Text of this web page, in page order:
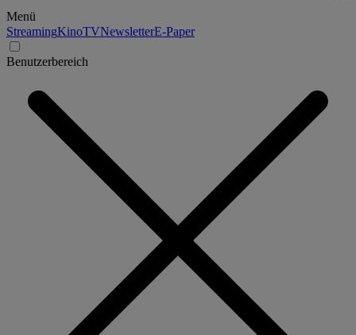
Menü
StreamingKinoTVNewsletterE-Paper
Benutzerbereich